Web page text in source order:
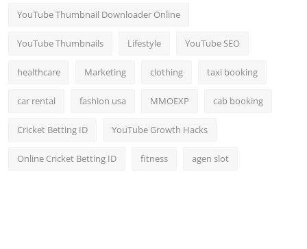
YouTube Thumbnail Downloader Online
YouTube Thumbnails Lifestyle YouTube SEO
healthcare Marketing clothing taxi booking
car rental fashion usa MMOEXP cab booking
Cricket Betting ID YouTube Growth Hacks
Online Cricket Betting ID fitness agen slot